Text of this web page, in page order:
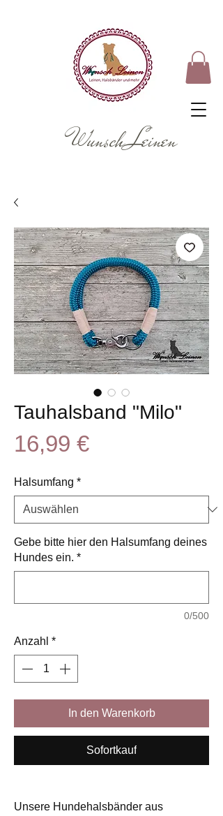
Wunsch Leinen
Tauhalsband "Milo"
16,99 €Preis
Halsumfang *
Gebe bitte hier den Halsumfang deines
Hundes ein. *
0/500
Anzahl *
In den Warenkorb
Sofortkauf
Unsere Hundehalsbänder aus